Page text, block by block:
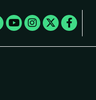
Facebook-
f
X-
twitter